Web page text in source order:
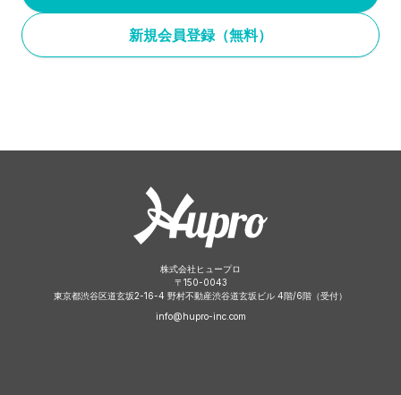
新規会員登録（無料）
株式会社ヒュープロ
〒 150-0043
東京都渋谷区道玄坂2-16-4 野村不動産渋谷道玄坂ビル 4階/6階（受付）
info@hupro-inc.com